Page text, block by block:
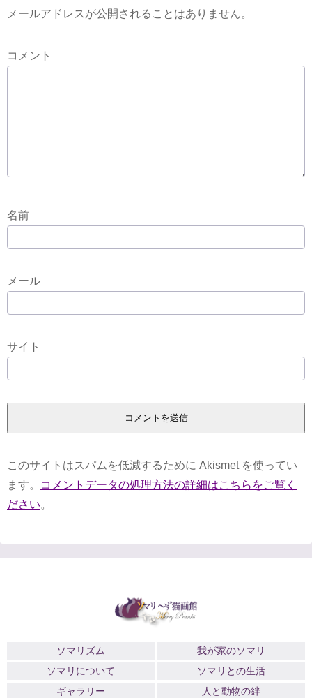
メールアドレスが公開されることはありません。
コメント
名前
メール
サイト
このサイトはスパムを低減するために Akismet を使ってい
ます。
コメントデータの処理方法の詳細はこちらをご覧く
ださい。
ソマリズム
我が家のソマリ
ソマリについて
ソマリとの生活
ギャラリー
人と動物の絆